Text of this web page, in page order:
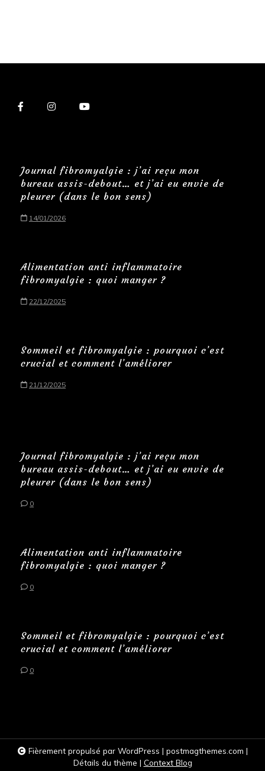
Journal fibromyalgie : j’ai reçu mon
bureau assis-debout… et j’ai eu envie de
pleurer (dans le bon sens)
14/01/2026
Alimentation anti inflammatoire
fibromyalgie : quoi manger ?
22/12/2025
Sommeil et fibromyalgie : pourquoi c’est
crucial et comment l’améliorer
21/12/2025
Journal fibromyalgie : j’ai reçu mon
bureau assis-debout… et j’ai eu envie de
pleurer (dans le bon sens)
0
Alimentation anti inflammatoire
fibromyalgie : quoi manger ?
0
Sommeil et fibromyalgie : pourquoi c’est
crucial et comment l’améliorer
0
Fièrement propulsé par WordPress | postmagthemes.com |
Détails du thème | Context Blog